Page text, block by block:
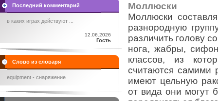
Последний комментарий
в каких играх действуют ...
12.06.2026
Гость
Слово из словаря
equipment - снаряжение
Моллюски
Моллюски
разнородную
различить голову
нога, жабры,
классов, из
считаются самими
имеют цельную
от вида они могут